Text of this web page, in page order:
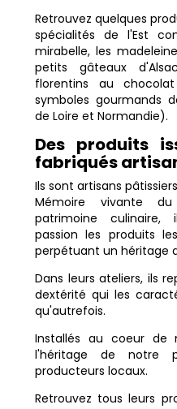
Retrouvez quelques
spécialités de l'Est
mirabelle, les
petits gâteaux
florentins au
symboles gourmands
de Loire et Normandie).
Des produits
fabriqués
Ils sont artisans
Mémoire vivante
patrimoine culinaire,
passion les produits
perpétuant un héritage
Dans leurs ateliers, ils
dextérité qui les
qu'autrefois.
Installés au coeur de
l'héritage de notre
producteurs locaux.
Retrouvez tous leurs